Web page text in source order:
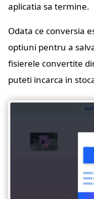
aplicatia sa termine.
Odata ce conversia
optiuni pentru a
fisierele convertite
puteti incarca in